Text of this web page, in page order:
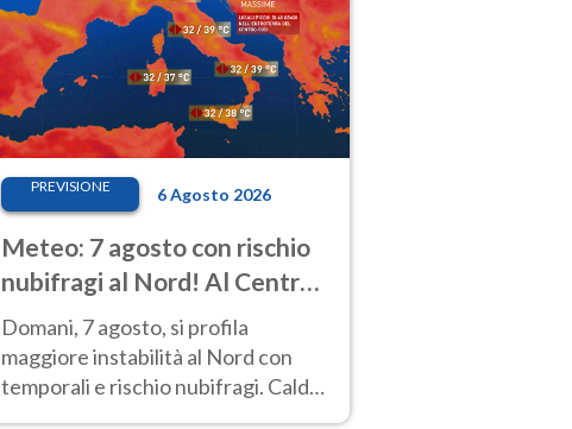
PREVISIONE 6 Agosto 2026
Meteo: 7 agosto con rischio
nubifragi al Nord! Al Centro-
Sud caldo estremo
Domani, 7 agosto, si profila
maggiore instabilità al Nord con
temporali e rischio nubifragi. Caldo